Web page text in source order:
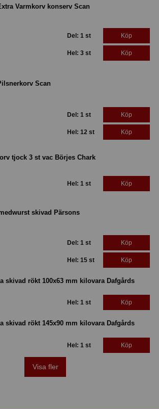
Varmkorv konserv Scan
Del: 1 st Köp
Hel: 3 st Köp
Scan
Del: 1 st Köp
Hel: 12 st Köp
tjock 3 st vac Börjes Chark
Hel: 1 st Köp
skivad Pärsons
Del: 1 st Köp
Hel: 15 st Köp
skivad rökt 100x63 mm kilovara Dafgårds
Hel: 1 st Köp
skivad rökt 145x90 mm kilovara Dafgårds
Hel: 1 st Köp
Visa fler